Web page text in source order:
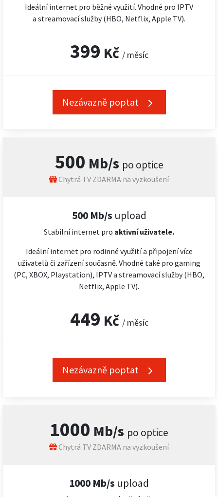
Ideální internet pro běžné využití. Vhodné pro IPTV
a streamovací služby (HBO, Netflix, Apple TV).
399 Kč / měsíc
Nezávazně poptat
500 Mb/s po optice
Chytrá TV ZDARMA na vyzkoušení
500 Mb/s upload
Stabilní internet pro aktivní uživatele.
Ideální internet pro rodinné využití a připojení více
uživatelů či zařízení současně. Vhodné také pro gaming
(PC, XBOX, Playstation), IPTV a streamovací služby (HBO,
Netflix, Apple TV).
449 Kč / měsíc
Nezávazně poptat
1000 Mb/s po optice
Chytrá TV ZDARMA na vyzkoušení
1000 Mb/s upload